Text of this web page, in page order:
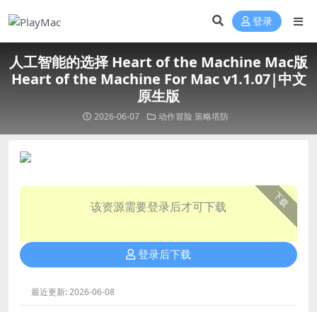
登录
人工智能的选择 Heart of the Machine Mac版
Heart of the Machine For Mac v1.1.07|中文
原生版
2026-06-07 动作冒险策略塔防
下载
该资源需要登录后才可下载
登录后下载
最近更新:2026-06-08